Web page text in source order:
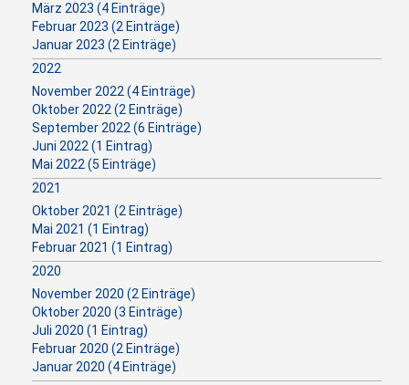
März 2023 (4 Einträge)
Februar 2023 (2 Einträge)
Januar 2023 (2 Einträge)
2022
November 2022 (4 Einträge)
Oktober 2022 (2 Einträge)
September 2022 (6 Einträge)
Juni 2022 (1 Eintrag)
Mai 2022 (5 Einträge)
2021
Oktober 2021 (2 Einträge)
Mai 2021 (1 Eintrag)
Februar 2021 (1 Eintrag)
2020
November 2020 (2 Einträge)
Oktober 2020 (3 Einträge)
Juli 2020 (1 Eintrag)
Februar 2020 (2 Einträge)
Januar 2020 (4 Einträge)